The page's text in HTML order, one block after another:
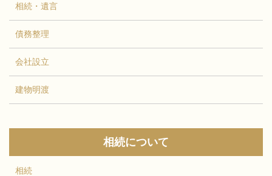
相続・遺言
債務整理
会社設立
建物明渡
相続について
相続